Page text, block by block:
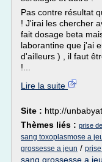
Pas contre résultat
! J'irai les chercher
fait dosage beta
laborantine que j'ai
d'ailleurs ) , il faut
!...
Lire la suite
Site : http://
Thèmes liés : prise
sang toxoplasmose a
grossesse a jeun /
sang grossesse a